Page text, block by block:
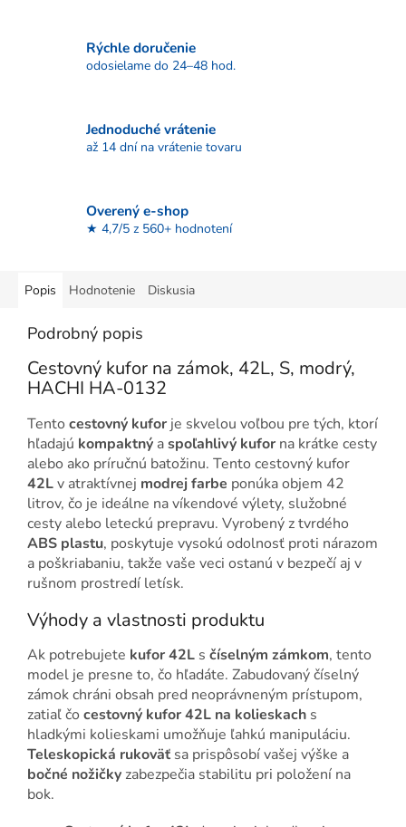
Rýchle doručenie
odosielame do 24–48 hod.
Jednoduché vrátenie
až 14 dní na vrátenie tovaru
Overený e-shop
★ 4,7/5 z 560+ hodnotení
Popis Hodnotenie Diskusia
Podrobný popis
Cestovný kufor na zámok, 42L, S, modrý,
HACHI HA-0132
Tento cestovný kufor je skvelou voľbou pre tých, ktorí
hľadajú kompaktný aspoľahlivý kufor na krátke cesty
alebo ako príručnú batožinu. Tento cestovný kufor
42Lv atraktívnej modrej farbe ponúka objem 42
litrov, čo je ideálne na víkendové výlety, služobné
cesty alebo leteckú prepravu. Vyrobený z tvrdého
ABS plastu, poskytuje vysokú odolnosť proti nárazom
a poškriabaniu, takže vaše veci ostanú v bezpečí aj v
rušnom prostredí letísk.
Výhody a vlastnosti produktu
Ak potrebujete kufor 42L s číselným zámkom, tento
model je presne to, čo hľadáte. Zabudovaný číselný
zámok chráni obsah pred neoprávneným prístupom,
zatiaľ čo cestovný kufor 42L na kolieskach s
hladkými kolieskami umožňuje ľahkú manipuláciu.
Teleskopická rukoväť sa prispôsobí vašej výške a
bočné nožičky zabezpečia stabilitu pri položení na
bok.